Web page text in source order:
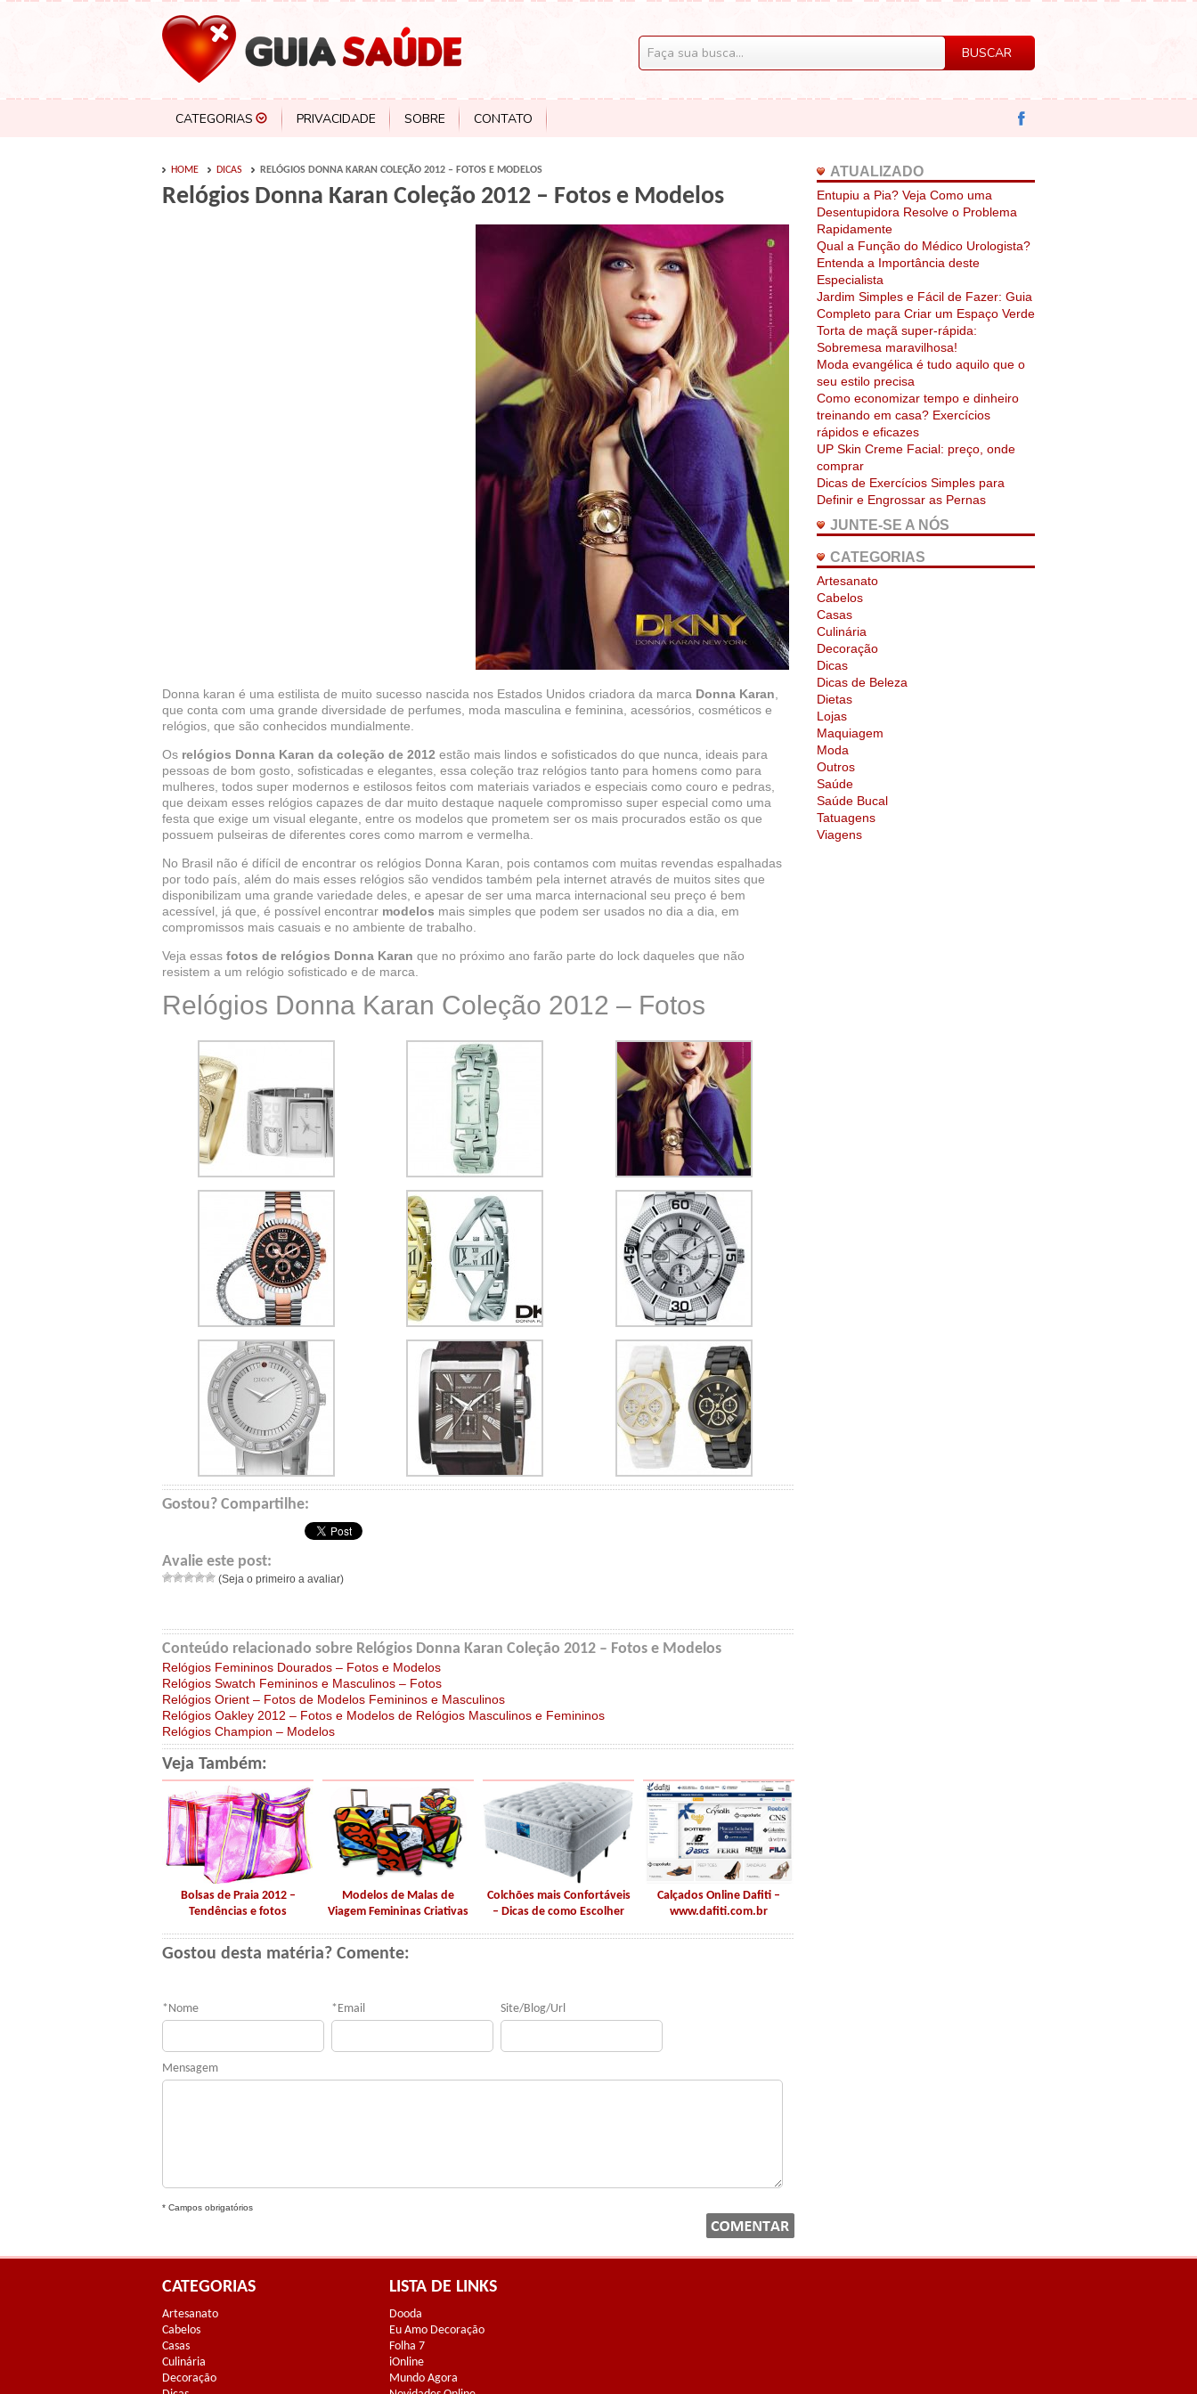
CATEGORIAS PRIVACIDADE SOBRE CONTATO
HOME DICAS RELÓGIOS DONNA KARAN COLEÇÃO 2012 – FOTOS E MODELOS
Relógios Donna Karan Coleção 2012 – Fotos e Modelos
Donna karan é uma estilista de muito sucesso nascida nos Estados Unidos criadora da marca Donna Karan
que conta com uma grande diversidade de perfumes, moda masculina e feminina, acessórios, cosméticos e
relógios, que são conhecidos mundialmente.
Os relógios Donna Karan da coleção de 2012 estão mais lindos e sofisticados do que nunca, ideais para
pessoas de bom gosto, sofisticadas e elegantes, essa coleção traz relógios tanto para homens como para
mulheres, todos super modernos e estilosos feitos com materiais variados e especiais como couro e pedras,
que deixam esses relógios capazes de dar muito destaque naquele compromisso super especial como uma
festa que exige um visual elegante, entre os modelos que prometem ser os mais procurados estão os que
possuem pulseiras de diferentes cores como marrom e vermelha.
No Brasil não é difícil de encontrar os relógios Donna Karan, pois contamos com muitas revendas espalhadas
por todo país, além do mais esses relógios são vendidos também pela internet através de muitos sites que
disponibilizam uma grande variedade deles, e apesar de ser uma marca internacional seu preço é bem
acessível, já que, é possível encontrar modelos mais simples que podem ser usados no dia a dia, em
compromissos mais casuais e no ambiente de trabalho.
Veja essas fotos de relógios Donna Karan que no próximo ano farão parte do lock daqueles que não
resistem a um relógio sofisticado e de marca.
Relógios Donna Karan Coleção 2012 – Fotos
Gostou? Compartilhe:
Avalie este post:
(Seja o primeiro a avaliar)
Conteúdo relacionado sobre Relógios Donna Karan Coleção 2012 – Fotos e Modelos
Relógios Femininos Dourados – Fotos e Modelos
Relógios Swatch Femininos e Masculinos – Fotos
Relógios Orient – Fotos de Modelos Femininos e Masculinos
Relógios Oakley 2012 – Fotos e Modelos de Relógios Masculinos e Femininos
Relógios Champion – Modelos
Veja Também:
Bolsas de Praia 2012 –
Tendências e fotos
Modelos de Malas de
Viagem Femininas Criativas
Colchões mais Confortáveis
– Dicas de como Escolher
Calçados Online Dafiti –
www.dafiti.com.br
Gostou desta matéria? Comente:
* Nome * Email Site/Blog/Url
Mensagem
* Campos obrigatórios
ATUALIZADO
Entupiu a Pia? Veja Como uma
Desentupidora Resolve o Problema
Rapidamente
Qual a Função do Médico Urologista?
Entenda a Importância deste
Especialista
Jardim Simples e Fácil de Fazer: Guia
Completo para Criar um Espaço Verde
Torta de maçã super-rápida:
Sobremesa maravilhosa!
Moda evangélica é tudo aquilo que o
seu estilo precisa
Como economizar tempo e dinheiro
treinando em casa? Exercícios
rápidos e eficazes
UP Skin Creme Facial: preço, onde
comprar
Dicas de Exercícios Simples para
Definir e Engrossar as Pernas
JUNTE-SE A NÓS
CATEGORIAS
Artesanato
Cabelos
Casas
Culinária
Decoração
Dicas
Dicas de Beleza
Dietas
Lojas
Maquiagem
Moda
Outros
Saúde
Saúde Bucal
Tatuagens
Viagens
CATEGORIAS
Artesanato
Cabelos
Casas
Culinária
Decoração
LISTA DE LINKS
Dooda
Eu Amo Decoração
Folha 7
iOnline
Mundo Agora